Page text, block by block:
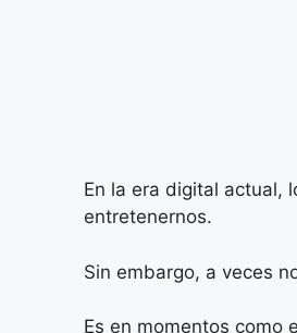
En la era digital actual,
entretenernos.
Sin embargo, a veces
Es en momentos como